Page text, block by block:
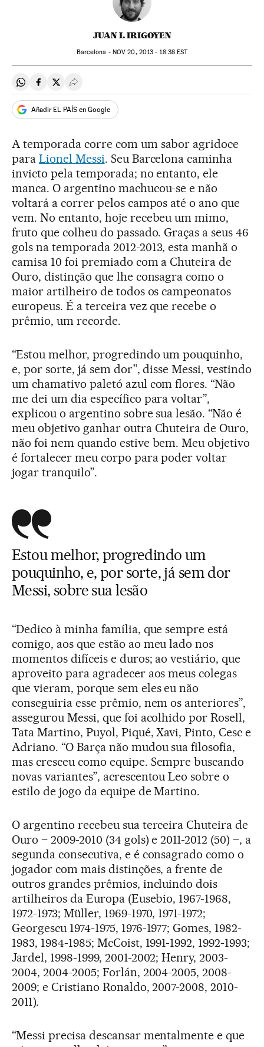
JUAN I. IRIGOYEN
Barcelona - NOV 20, 2013 - 18:38EST
Compartir en Whatsapp
Compartir en Facebook
Compartir en Twitter
Desplegar Redes Sociales
Añadir EL PAÍS en Google
A temporada corre com um sabor agridoce
para Lionel Messi. Seu Barcelona caminha
invicto pela temporada; no entanto, ele
manca. O argentino machucou-se e não
voltará a correr pelos campos até o ano que
vem. No entanto, hoje recebeu um mimo,
fruto que colheu do passado. Graças a seus 46
gols na temporada 2012-2013, esta manhã o
camisa 10 foi premiado com a Chuteira de
Ouro, distinção que lhe consagra como o
maior artilheiro de todos os campeonatos
europeus. É a terceira vez que recebe o
prêmio, um recorde.
“Estou melhor, progredindo um pouquinho,
e, por sorte, já sem dor”, disse Messi, vestindo
um chamativo paletó azul com flores. “Não
me dei um dia específico para voltar”,
explicou o argentino sobre sua lesão. “Não é
meu objetivo ganhar outra Chuteira de Ouro,
não foi nem quando estive bem. Meu objetivo
é fortalecer meu corpo para poder voltar
jogar tranquilo”.
Estou melhor, progredindo um
pouquinho, e, por sorte, já sem dor
Messi, sobre sua lesão
“Dedico à minha família, que sempre está
comigo, aos que estão ao meu lado nos
momentos difíceis e duros; ao vestiário, que
aproveito para agradecer aos meus colegas
que vieram, porque sem eles eu não
conseguiria esse prêmio, nem os anteriores”,
assegurou Messi, que foi acolhido por Rosell,
Tata Martino, Puyol, Piqué, Xavi, Pinto, Cesc e
Adriano. “O Barça não mudou sua filosofia,
mas cresceu como equipe. Sempre buscando
novas variantes”, acrescentou Leo sobre o
estilo de jogo da equipe de Martino.
O argentino recebeu sua terceira Chuteira de
Ouro – 2009-2010 (34 gols) e 2011-2012 (50) –, a
segunda consecutiva, e é consagrado como o
jogador com mais distinções, a frente de
outros grandes prêmios, incluindo dois
artilheiros da Europa (Eusebio, 1967-1968,
1972-1973; Müller, 1969-1970, 1971-1972;
Georgescu 1974-1975, 1976-1977; Gomes, 1982-
1983, 1984-1985; McCoist, 1991-1992, 1992-1993;
Jardel, 1998-1999, 2001-2002; Henry, 2003-
2004, 2004-2005; Forlán, 2004-2005, 2008-
2009; e Cristiano Ronaldo, 2007-2008, 2010-
2011).
“Messi precisa descansar mentalmente e que